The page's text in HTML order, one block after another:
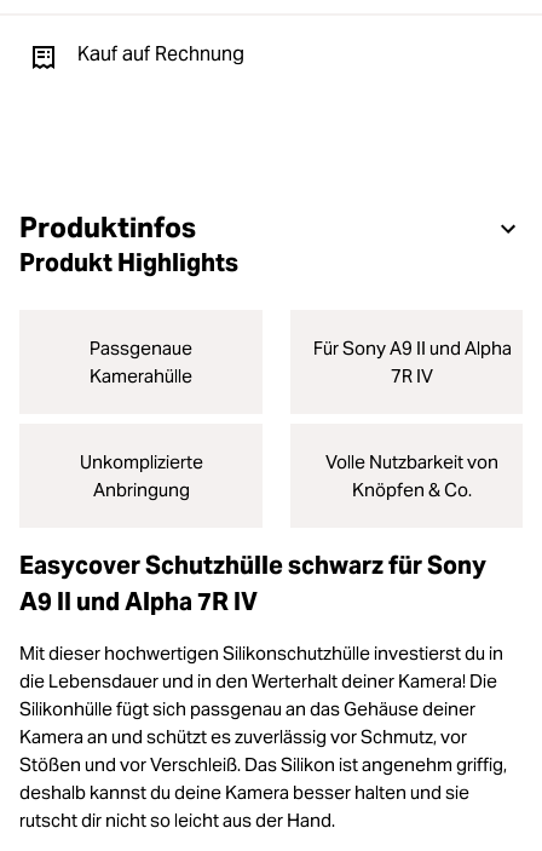
Kauf auf Rechnung
Produktinfos
Produkt Highlights
Passgenaue
Kamerahülle
Für Sony A9 II und Alpha
7R IV
Unkomplizierte
Anbringung
Volle Nutzbarkeit von
Knöpfen & Co.
Easycover Schutzhülle schwarz für Sony
A9 II und Alpha 7R IV
Mit dieser hochwertigen Silikonschutzhülle investierst du in
die Lebensdauer und in den Werterhalt deiner Kamera! Die
Silikonhülle fügt sich passgenau an das Gehäuse deiner
Kamera an und schützt es zuverlässig vor Schmutz, vor
Stößen und vor Verschleiß. Das Silikon ist angenehm griffig,
deshalb kannst du deine Kamera besser halten und sie
rutscht dir nicht so leicht aus der Hand.